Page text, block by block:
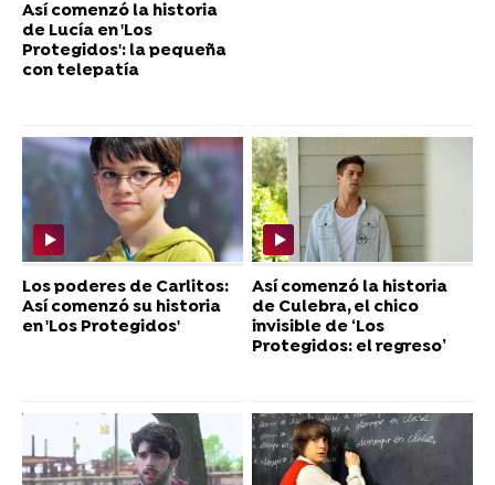
Así comenzó la historia
de Lucía en 'Los
Protegidos': la pequeña
con telepatía
Los poderes de Carlitos:
Así comenzó su historia
en 'Los Protegidos'
Así comenzó la historia
de Culebra, el chico
invisible de ‘Los
Protegidos: el regreso’